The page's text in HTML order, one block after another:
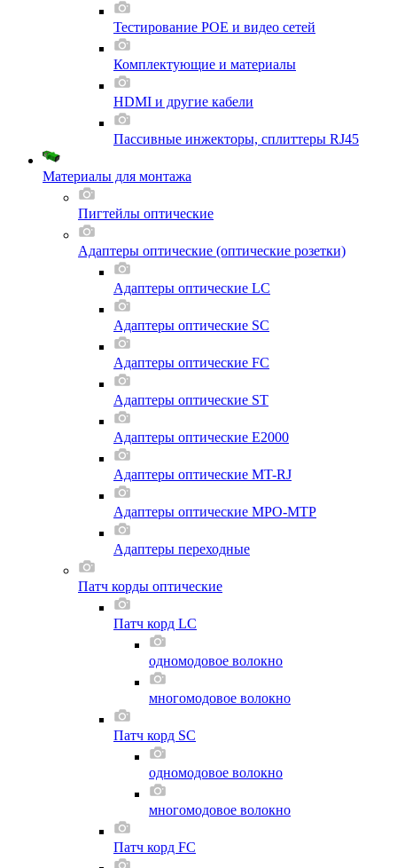
Тестирование POE и видео сетей
Комплектующие и материалы
HDMI и другие кабели
Пассивные инжекторы, сплиттеры RJ45
Материалы для монтажа
Пигтейлы оптические
Адаптеры оптические (оптические розетки)
Адаптеры оптические LC
Адаптеры оптические SC
Адаптеры оптические FC
Адаптеры оптические ST
Адаптеры оптические E2000
Адаптеры оптические MT-RJ
Адаптеры оптические MPO-MTP
Адаптеры переходные
Патч корды оптические
Патч корд LC
одномодовое волокно
многомодовое волокно
Патч корд SC
одномодовое волокно
многомодовое волокно
Патч корд FC